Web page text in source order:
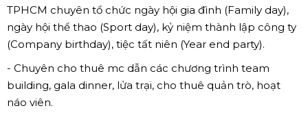
TPHCM chuyên tổ chức ngày hội gia đình (Family day),
ngày hội thể thao (Sport day), kỷ niệm thành lập công ty
(Company birthday), tiệc tất niên (Year end party).
- Chuyên cho thuê mc dẫn các chương trình team
building, gala dinner, lửa trại, cho thuê quản trò, hoạt
náo viên.